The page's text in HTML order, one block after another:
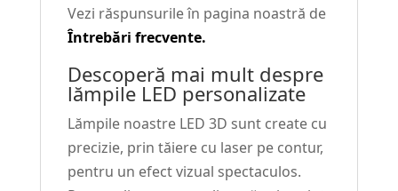
Vezi răspunsurile în pagina noastră de
Întrebări frecvente.
Descoperă mai mult despre
lămpile LED personalizate
Lămpile noastre LED 3D sunt create cu
precizie, prin tăiere cu laser pe contur,
pentru un efect vizual spectaculos.